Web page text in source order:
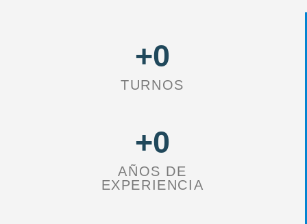
+0
TURNOS
+0
AÑOS DE
EXPERIENCIA